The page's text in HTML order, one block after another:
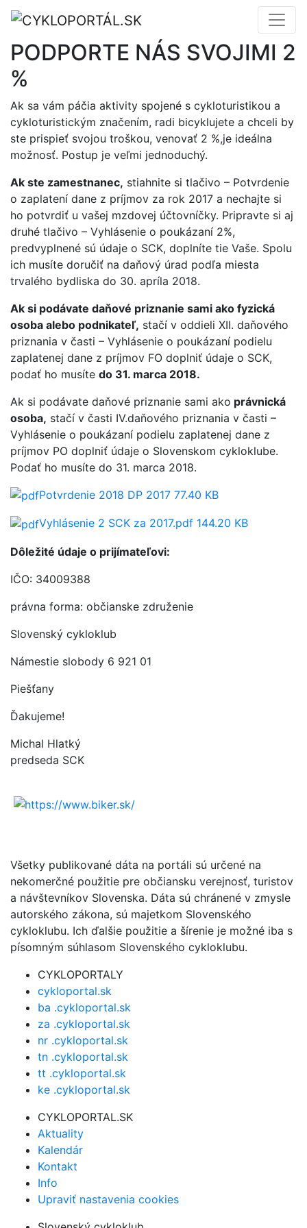
PODPORTE NÁS SVOJIMI 2
%
Ak sa vám páčia aktivity spojené s cykloturistikou a
cykloturistickým značením, radi bicyklujete a chceli by
ste prispieť svojou troškou, venovať 2 %,je ideálna
možnosť. Postup je veľmi jednoduchý.
Ak ste zamestnanec, stiahnite si tlačivo – Potvrdenie
o zaplatení dane z príjmov za rok 2017 a nechajte si
ho potvrdiť u vašej mzdovej účtovníčky. Pripravte si aj
druhé tlačivo – Vyhlásenie o poukázaní 2%,
predvyplnené sú údaje o SCK, doplníte tie Vaše. Spolu
ich musíte doručiť na daňový úrad podľa miesta
trvalého bydliska do 30. apríla 2018.
Ak si podávate daňové priznanie sami ako fyzická
osoba alebo podnikateľ, stačí v oddieli XII. daňového
priznania v časti – Vyhlásenie o poukázaní podielu
zaplatenej dane z príjmov FO doplniť údaje o SCK,
podať ho musíte do 31. marca 2018.
Ak si podávate daňové priznanie sami ako právnická
osoba, stačí v časti IV.daňového priznania v časti –
Vyhlásenie o poukázaní podielu zaplatenej dane z
príjmov PO doplniť údaje o Slovenskom cykloklube.
Podať ho musíte do 31. marca 2018.
Potvrdenie 2018 DP 2017 77.40 KB
Vyhlásenie 2 SCK za 2017.pdf 144.20 KB
Dôležité údaje o prijímateľovi:
IČO: 34009388
právna forma: občianske združenie
Slovenský cykloklub
Námestie slobody 6 921 01
Piešťany
Ďakujeme!
Michal Hlatký
predseda SCK
Všetky publikované dáta na portáli sú určené na
nekomerčné použitie pre občiansku verejnosť, turistov
a návštevníkov Slovenska. Dáta sú chránené v zmysle
autorského zákona, sú majetkom Slovenského
cykloklubu. Ich ďalšie použitie a šírenie je možné iba s
písomným súhlasom Slovenského cykloklubu.
CYKLOPORTALY
cykloportal.sk
ba .cykloportal.sk
za .cykloportal.sk
nr .cykloportal.sk
tn .cykloportal.sk
tt .cykloportal.sk
ke .cykloportal.sk
CYKLOPORTAL.SK
Aktuality
Kalendár
Kontakt
Info
Upraviť nastavenia cookies